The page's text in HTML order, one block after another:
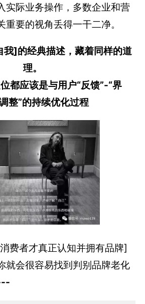
实际业务操作，多数企业和营
要的视角丢得一干二净。
我]的经典描述，藏着同样的道
理。
都应该是与用户“反馈”-“界
整”的持续优化过程
费者才真正认知并拥有品牌]
就会很容易找到判别品牌老化